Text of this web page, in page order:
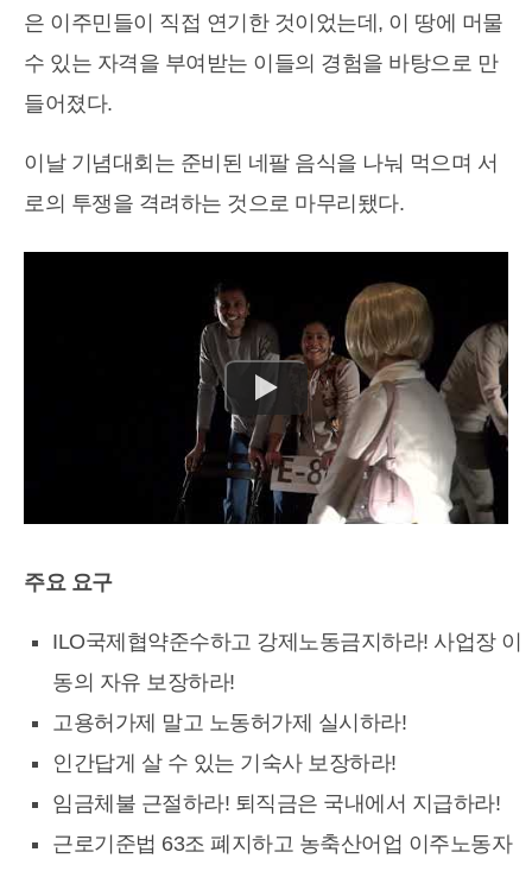
은 이주민들이 직접 연기한 것이었는데, 이 땅에 머물
수 있는 자격을 부여받는 이들의 경험을 바탕으로 만
들어졌다.
이날 기념대회는 준비된 네팔 음식을 나눠 먹으며 서
로의 투쟁을 격려하는 것으로 마무리됐다.
주요 요구
ILO국제협약준수하고 강제노동금지하라! 사업장 이
동의 자유 보장하라!
고용허가제 말고 노동허가제 실시하라!
인간답게 살 수 있는 기숙사 보장하라!
임금체불 근절하라! 퇴직금은 국내에서 지급하라!
근로기준법 63조 폐지하고 농축산어업 이주노동자